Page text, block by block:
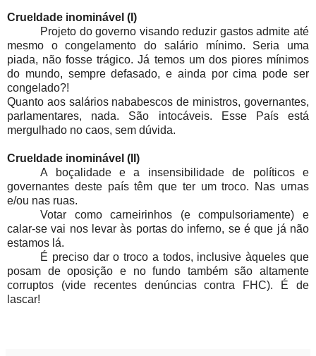
Crueldade inominável (I)
Projeto do governo visando reduzir gastos admite até
mesmo o congelamento do salário mínimo. Seria uma
piada, não fosse trágico. Já temos um dos piores mínimos
do mundo, sempre defasado, e ainda por cima pode ser
congelado?!
Quanto aos salários nababescos de ministros, governantes,
parlamentares, nada. São intocáveis. Esse País está
mergulhado no caos, sem dúvida.
Crueldade inominável (II)
A boçalidade e a insensibilidade de políticos e
governantes deste país têm que ter um troco. Nas urnas
e/ou nas ruas.
Votar como carneirinhos (e compulsoriamente) e
calar-se vai nos levar às portas do inferno, se é que já não
estamos lá.
É preciso dar o troco a todos, inclusive àqueles que
posam de oposição e no fundo também são altamente
corruptos (vide recentes denúncias contra FHC). É de
lascar!